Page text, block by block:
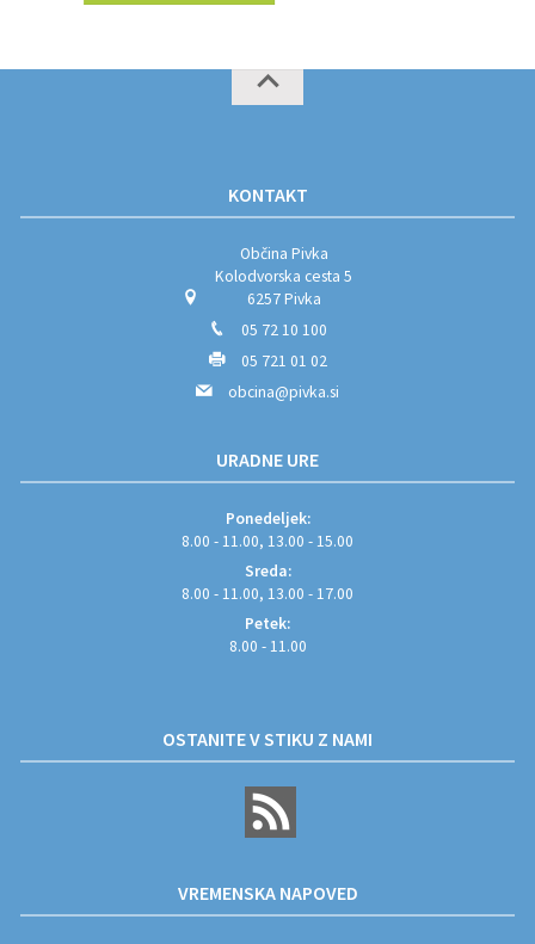
KONTAKT
Občina Pivka
Kolodvorska cesta 5
6257 Pivka
05 72 10 100
05 721 01 02
obcina@pivka.si
URADNE URE
Ponedeljek:
8.00 - 11.00, 13.00 - 15.00
Sreda:
8.00 - 11.00, 13.00 - 17.00
Petek:
8.00 - 11.00
OSTANITE V STIKU Z NAMI
VREMENSKA NAPOVED